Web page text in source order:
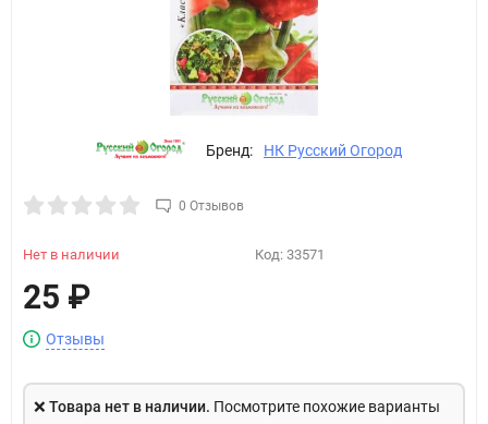
Бренд: НК Русский Огород
0 Отзывов
Нет в наличии Код: 33571
25 ₽
Отзывы
❌ Товара нет в наличии. Посмотрите похожие варианты